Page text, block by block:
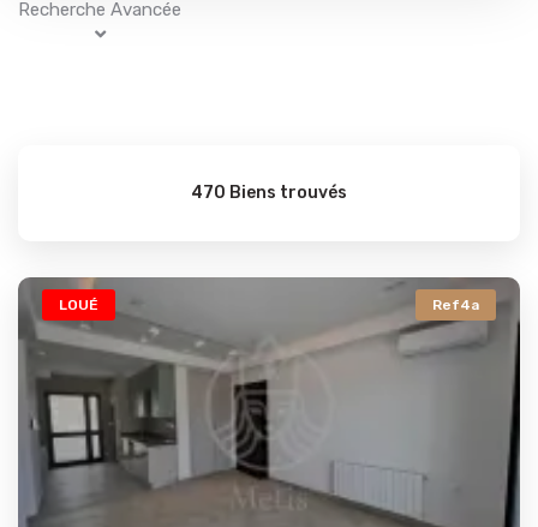
Recherche Avancée
470 Biens trouvés
LOUÉ Ref4a